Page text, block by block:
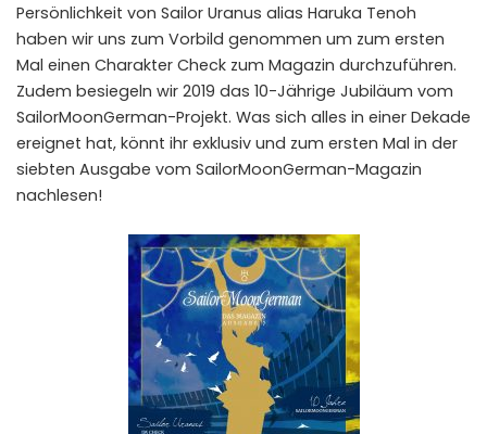
Persönlichkeit von Sailor Uranus alias Haruka Tenoh
haben wir uns zum Vorbild genommen um zum ersten
Mal einen Charakter Check zum Magazin durchzuführen.
Zudem besiegeln wir 2019 das 10-Jährige Jubiläum vom
SailorMoonGerman-Projekt. Was sich alles in einer Dekade
ereignet hat, könnt ihr exklusiv und zum ersten Mal in der
siebten Ausgabe vom SailorMoonGerman-Magazin
nachlesen!